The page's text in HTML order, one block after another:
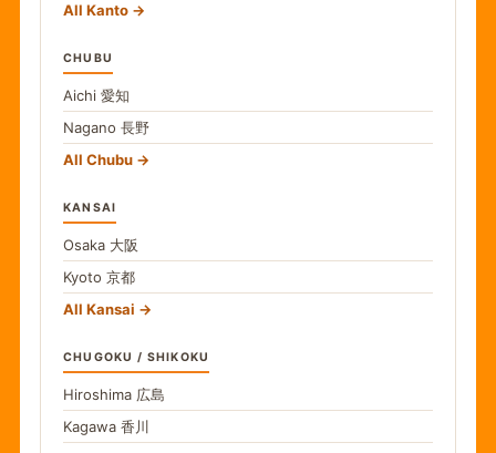
All Kanto
CHUBU
Aichi 愛知
Nagano 長野
All Chubu
KANSAI
Osaka 大阪
Kyoto 京都
All Kansai
CHUGOKU / SHIKOKU
Hiroshima 広島
Kagawa 香川